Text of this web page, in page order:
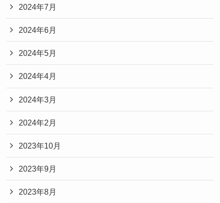
2024年7月
2024年6月
2024年5月
2024年4月
2024年3月
2024年2月
2023年10月
2023年9月
2023年8月